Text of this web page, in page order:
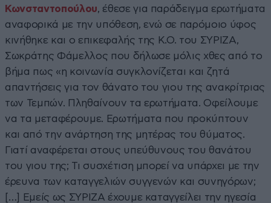
Κωνσταντοπούλου, έθεσε για παράδειγμα ερωτήματα
αναφορικά με την υπόθεση, ενώ σε παρόμοιο ύφος
κινήθηκε και ο επικεφαλής της Κ.Ο. του ΣΥΡΙΖΑ,
Σωκράτης Φάμελλος που δήλωσε μόλις χθες από το
βήμα πως «η κοινωνία συγκλονίζεται και ζητά
απαντήσεις για τον θάνατο του γιου της ανακρίτριας
των Τεμπών. Πληθαίνουν τα ερωτήματα. Οφείλουμε
να τα μεταφέρουμε. Ερωτήματα που προκύπτουν
και από την ανάρτηση της μητέρας του θύματος.
Γιατί αναφέρεται στους υπεύθυνους του θανάτου
του γιου της; Τι συσχέτιση μπορεί να υπάρχει με την
έρευνα των καταγγελιών συγγενών και συνηγόρων;
[…] Εμείς ως ΣΥΡΙΖΑ έχουμε καταγγείλει την ηγεσία